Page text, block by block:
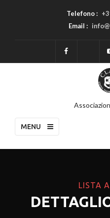
Telefono :
Email :
MENU
LISTA